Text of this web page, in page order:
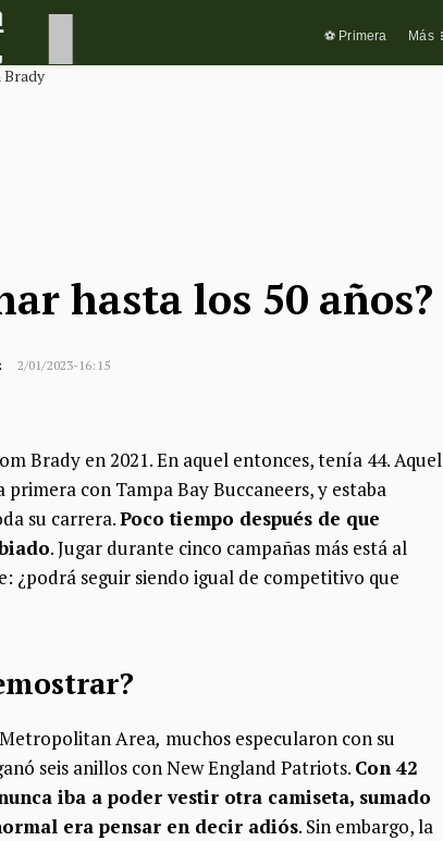
⚽ Primera Más
hasta los 50 años?
2/01/2023-16:15
Brady en 2021. En aquel entonces, tenía 44. Aquel
con Tampa Bay Buccaneers, y estaba
su carrera.Poco tiempo después de que
. Jugar durante cinco campañas más está al
¿podrá seguir siendo igual de competitivo que
Area, muchos especularon con su
seis anillos con New England Patriots. Con 42
iba a poder vestir otra camiseta, sumado
era pensar en decir adiós. Sin embargo, la